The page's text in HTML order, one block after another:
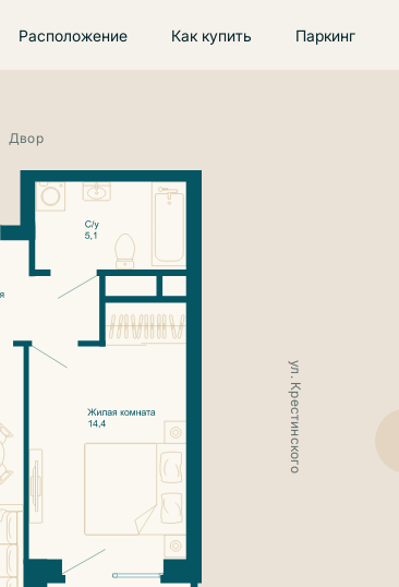
Расположение Как купить Паркинг
Двор
ул. Крестинского